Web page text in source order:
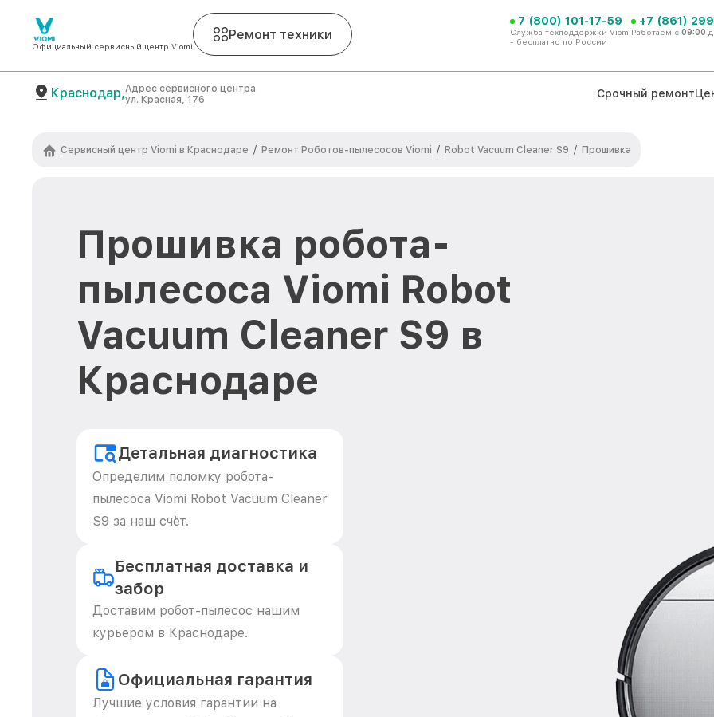
Официальный сервисный центр Viomi
Ремонт техники
7 (800) 101-17-59
Служба техподдержки Viomi
- бесплатно по России
+7 (861)
Работаем с 09:00
Краснодар,Адрес сервисного центра
ул. Красная, 176
Срочный ремонт
Сервисный центр Viomi в Краснодаре / Ремонт Роботов-пылесосов Viomi / Robot Vacuum Cleaner S9 / Прошивка
Прошивка робота-
пылесоса Viomi Robot
Vacuum Cleaner S9 в
Краснодаре
Детальная диагностика
Определим поломку робота-
пылесоса Viomi Robot Vacuum Cleaner
S9 за наш счёт.
Бесплатная доставка и
забор
Доставим робот-пылесос нашим
курьером в Краснодаре.
Официальная гарантия
Лучшие условия гарантии на